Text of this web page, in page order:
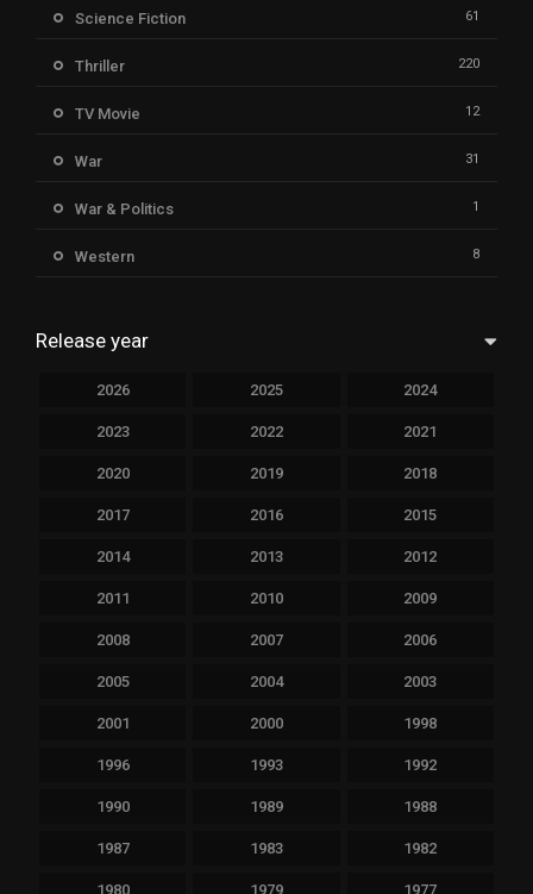
Science Fiction 61
Thriller 220
TV Movie 12
War 31
War & Politics 1
Western 8
Release year
2026 2025 2024
2023 2022 2021
2020 2019 2018
2017 2016 2015
2014 2013 2012
2011 2010 2009
2008 2007 2006
2005 2004 2003
2001 2000 1998
1996 1993 1992
1990 1989 1988
1987 1983 1982
1980 1979 1977